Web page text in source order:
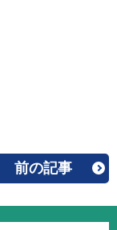
前の記事